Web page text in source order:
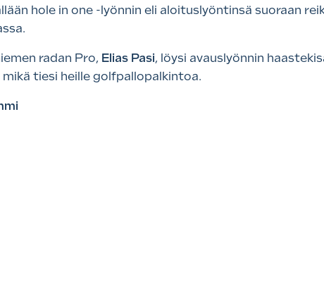
hole in one -lyönnin eli aloituslyöntinsä suoraan
radan Pro, Elias Pasi, löysi avauslyönnin
tiesi heille golfpallopalkintoa.